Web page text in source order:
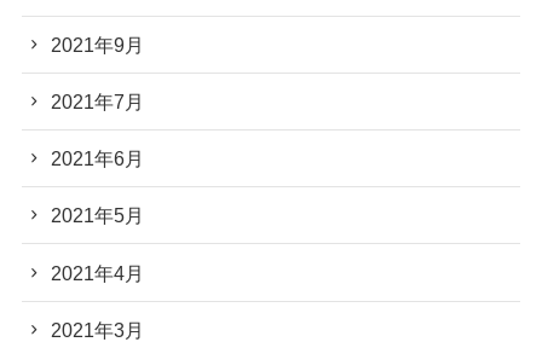
2021年9月
2021年7月
2021年6月
2021年5月
2021年4月
2021年3月